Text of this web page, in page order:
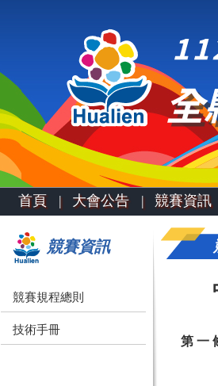
首頁 | 大會公告 | 競賽資
競賽資訊
競賽規程總則
技術手冊
第